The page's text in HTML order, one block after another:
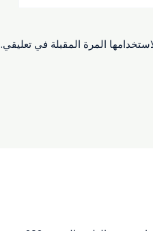
المرة المقبلة في تعليقي.